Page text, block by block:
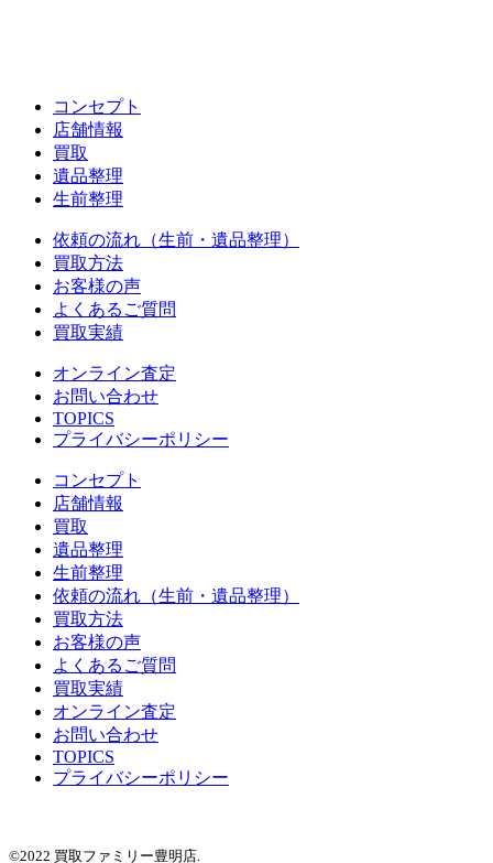
コンセプト
店舗情報
買取
遺品整理
生前整理
依頼の流れ（生前・遺品整理）
買取方法
お客様の声
よくあるご質問
買取実績
オンライン査定
お問い合わせ
TOPICS
プライバシーポリシー
コンセプト
店舗情報
買取
遺品整理
生前整理
依頼の流れ（生前・遺品整理）
買取方法
お客様の声
よくあるご質問
買取実績
オンライン査定
お問い合わせ
TOPICS
プライバシーポリシー
©2022 買取ファミリー豊明店.